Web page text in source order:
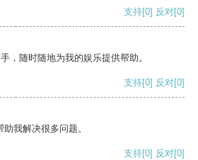
支持[0] 反对[0]
，随时随地为我的娱乐提供帮助。
支持[0] 反对[0]
我解决很多问题。
支持[0] 反对[0]